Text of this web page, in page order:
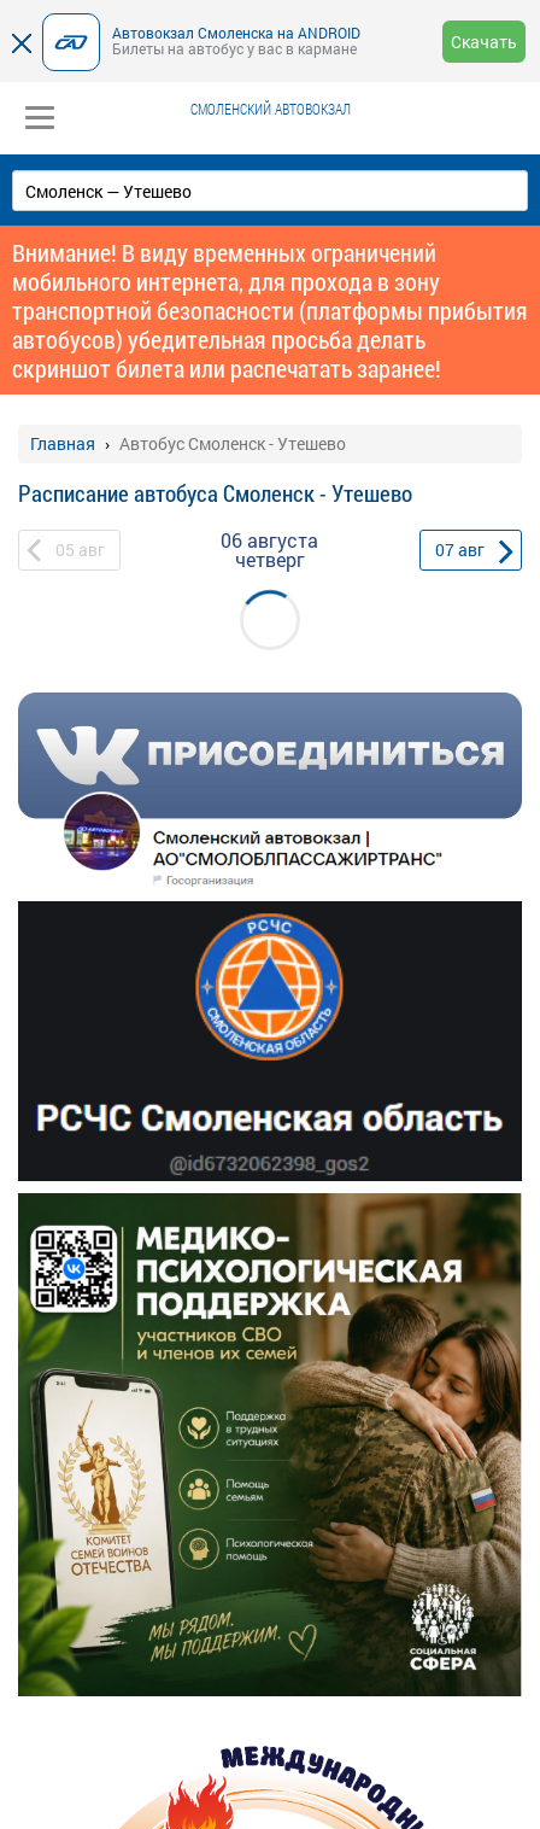
Автовокзал Смоленска на ANDROID
Билеты на автобус у вас в кармане
Скачать
СМОЛЕНСКИЙ АВТОВОКЗАЛ
Внимание! В виду временных ограничений
мобильного интернета, для прохода в зону
транспортной безопасности (платформы прибытия
автобусов) убедительная просьба делать
скриншот билета или распечатать заранее!
Главная Автобус Смоленск - Утешево
Расписание автобуса Смоленск - Утешево
05 авг 06 августа
четверг 07авг